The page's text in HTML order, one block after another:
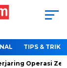
TIPS & TRIK
Operasi